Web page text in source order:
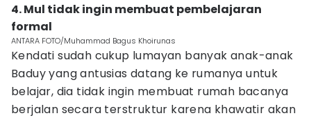
4. Mul tidak ingin membuat pembelajaran
formal
ANTARA FOTO/Muhammad Bagus Khoirunas
Kendati sudah cukup lumayan banyak anak-anak
Baduy yang antusias datang ke rumanya untuk
belajar, dia tidak ingin membuat rumah bacanya
berjalan secara terstruktur karena khawatir akan